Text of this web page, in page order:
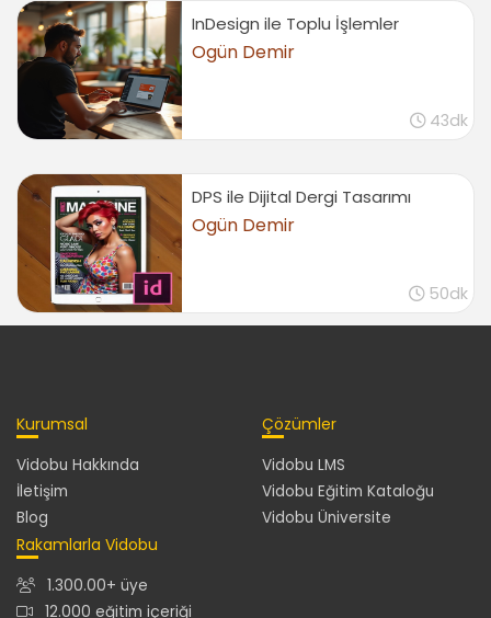
01:45
Nesneleri hizalamak
02:30
Nesneleri sıralamak
01:49
03:02
Nesneleri transparan yapmak ve efekt eklemek
01:50
Renkler
CMYK ve RGB renk kullanımı
01:21
Eyedropper tool ile renk eklemek
Renk tonu (tint) kullanmak
01:30
Fotoğraf ve Diğer Grafik Öğeleriyle
Dışarıdan görsel veya grafik çağırmak
InDesign ile Toplu İşlemler
Ogün Demir
43dk
DPS ile Dijital Dergi Tasarımı
Ogün Demir
50dk
Kurumsal
Vidobu Hakkında
İletişim
Blog
Çözümler
Vidobu LMS
Vidobu Eğitim Kataloğu
Vidobu Üniversite
Rakamlarla Vidobu
1.300.00+ üye
12.000 eğitim içeriği